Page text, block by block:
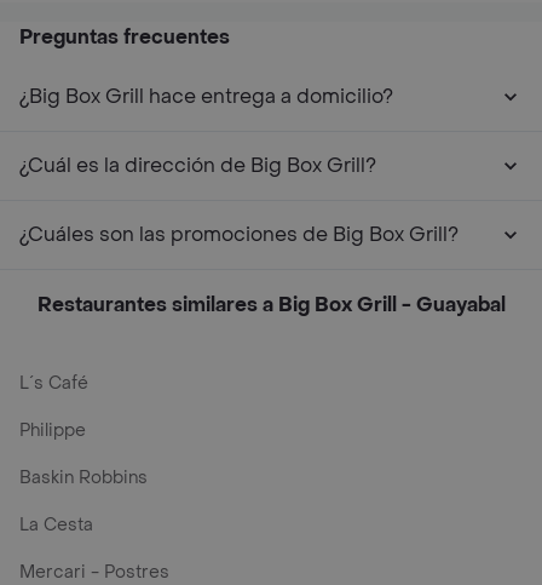
Preguntas frecuentes
¿Big Box Grill hace entrega a domicilio?
¿Cuál es la dirección de Big Box Grill?
¿Cuáles son las promociones de Big Box Grill?
Restaurantes similares a Big Box Grill - Guayabal
L´s Café
Philippe
Baskin Robbins
La Cesta
Mercari - Postres